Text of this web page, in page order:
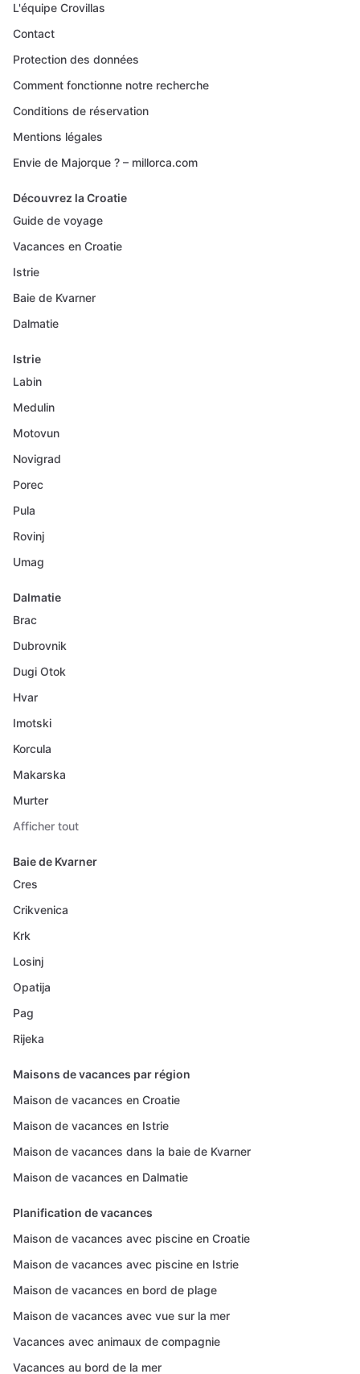
L'équipe Crovillas
Contact
Protection des données
Comment fonctionne notre recherche
Conditions de réservation
Mentions légales
Envie de Majorque ? – millorca.com
Découvrez la Croatie
Guide de voyage
Vacances en Croatie
Istrie
Baie de Kvarner
Dalmatie
Istrie
Labin
Medulin
Motovun
Novigrad
Porec
Pula
Rovinj
Umag
Dalmatie
Brac
Dubrovnik
Dugi Otok
Hvar
Imotski
Korcula
Makarska
Murter
Afficher tout
Baie de Kvarner
Cres
Crikvenica
Krk
Losinj
Opatija
Pag
Rijeka
Maisons de vacances par région
Maison de vacances en Croatie
Maison de vacances en Istrie
Maison de vacances dans la baie de Kvarner
Maison de vacances en Dalmatie
Planification de vacances
Maison de vacances avec piscine en Croatie
Maison de vacances avec piscine en Istrie
Maison de vacances en bord de plage
Maison de vacances avec vue sur la mer
Vacances avec animaux de compagnie
Vacances au bord de la mer